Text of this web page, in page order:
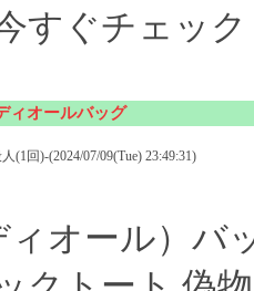
すぐチェック
ィオールバッグ
(1回)-(2024/07/09(Tue) 23:49:31)
ィオール）バ